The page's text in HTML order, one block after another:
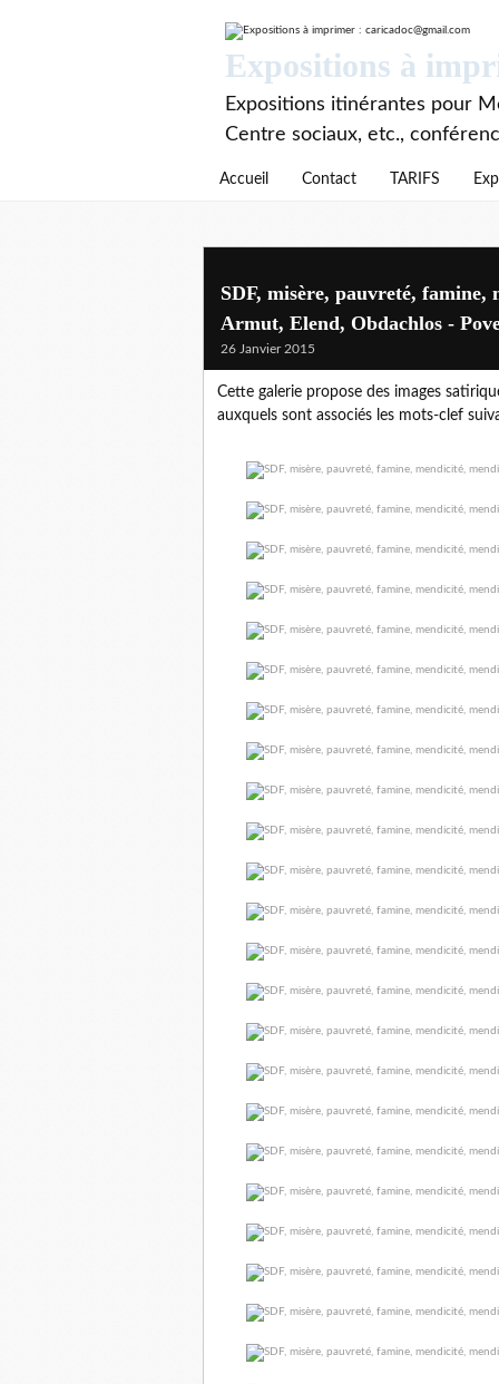
Expositions à
Expositions itinérantes pour
Centre sociaux, etc.,
Accueil Contact TARIFS
SDF, misère, pauvreté, famine,
Armut, Elend, Obdachlos -
26 Janvier 2015
Cette galerie propose des images
auxquels sont associés les mots-clef